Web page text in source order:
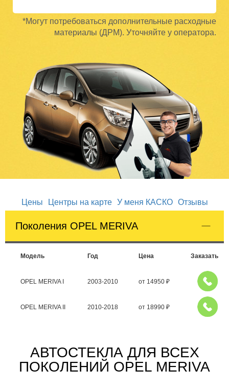
*Могут потребоваться дополнительные расходные
материалы (ДРМ). Уточняйте у оператора.
Цены Центры на карте У меня КАСКО Отзывы
Поколения OPEL MERIVA
Модель Год Цена Заказать
OPEL MERIVA I 2003-2010 от 14950 ₽
OPEL MERIVA II 2010-2018 от 18990 ₽
АВТОСТЕКЛА ДЛЯ ВСЕХ
ПОКОЛЕНИЙ OPEL MERIVA